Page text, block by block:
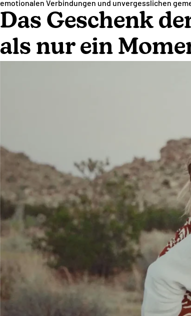
emotionalen Verbindungen und unvergesslichen
Das Geschenk
als nur ein